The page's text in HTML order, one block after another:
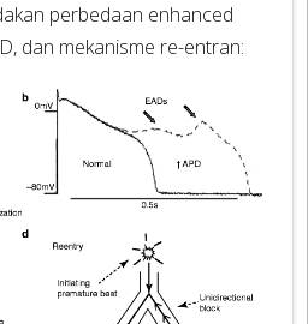
perbedaan enhanced
dan mekanisme re-entran: